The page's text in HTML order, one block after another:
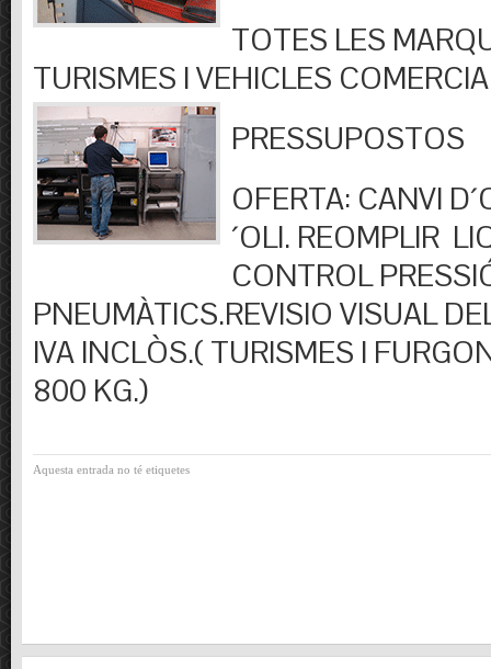
TOTES LES
TURISMES I VEHICLES
PRESSUPOSTOS
OFERTA: CANVI
´OLI. REOMPLIR
CONTROL
PNEUMÀTICS.REVISIO VISUAL
IVA INCLÒS.( TURISMES I
800 KG.)
Aquesta entrada no té etiquetes